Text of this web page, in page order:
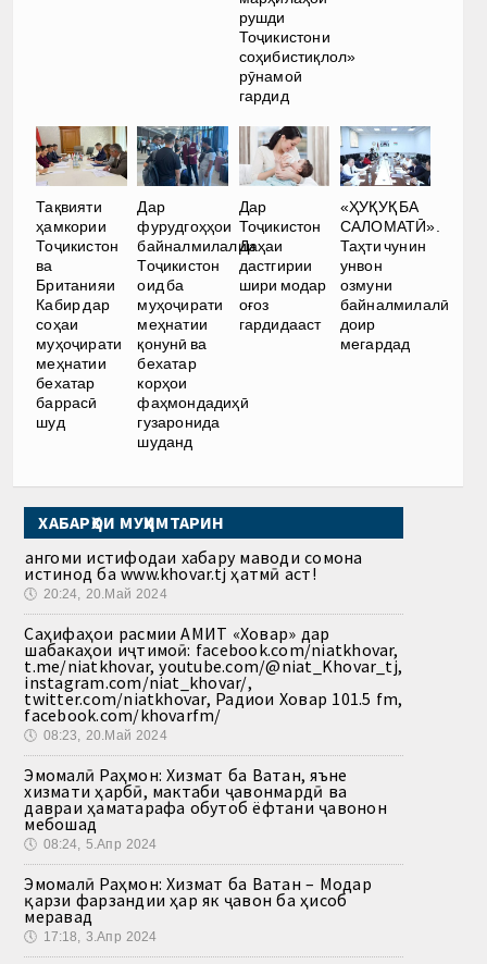
рушди
Тоҷикистони
соҳибистиқлол»
рӯнамоӣ
гардид
Тақвияти
ҳамкории
Тоҷикистон
ва
Британияи
Кабир дар
соҳаи
муҳоҷирати
меҳнатии
бехатар
баррасӣ
шуд
Дар
фурудгоҳҳои
байналмилалии
Тоҷикистон
оид ба
муҳоҷирати
меҳнатии
қонунӣ ва
бехатар
корҳои
фаҳмондадиҳӣ
гузаронида
шуданд
Дар
Тоҷикистон
Даҳаи
дастгирии
шири модар
оғоз
гардидааст
«ҲУҚУҚ БА
САЛОМАТӢ».
Таҳти чунин
унвон
озмуни
байналмилалӣ
доир
мегардад
ХАБАРҲОИ МУҲИМТАРИН
Ҳангоми истифодаи хабару маводи сомона
истинод ба www.khovar.tj ҳатмӣ аст!
🕔 20:24, 20.Май 2024
Саҳифаҳои расмии АМИТ «Ховар» дар
шабакаҳои иҷтимоӣ: facebook.com/niatkhovar,
t.me/niatkhovar, youtube.com/@niat_Khovar_tj,
instagram.com/niat_khovar/,
twitter.com/niatkhovar, Радиои Ховар 101.5 fm,
facebook.com/khovarfm/
🕔 08:23, 20.Май 2024
Эмомалӣ Раҳмон: Хизмат ба Ватан, яъне
хизмати ҳарбӣ, мактаби ҷавонмардӣ ва
давраи ҳаматарафа обутоб ёфтани ҷавонон
мебошад
🕔 08:24, 5.Апр 2024
Эмомалӣ Раҳмон: Хизмат ба Ватан – Модар
қарзи фарзандии ҳар як ҷавон ба ҳисоб
меравад
🕔 17:18, 3.Апр 2024